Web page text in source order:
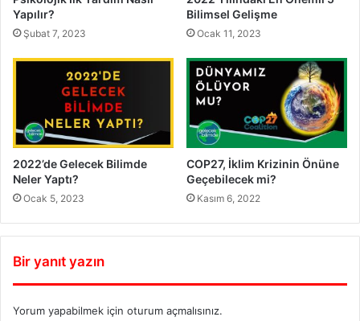
Yapılır?
Şubat 7, 2023
Bilimsel Gelişme
Ocak 11, 2023
2022’de Gelecek Bilimde
Neler Yaptı?
Ocak 5, 2023
COP27, İklim Krizinin Önüne
Geçebilecek mi?
Kasım 6, 2022
Bir yanıt yazın
Yorum yapabilmek için oturum açmalısınız.